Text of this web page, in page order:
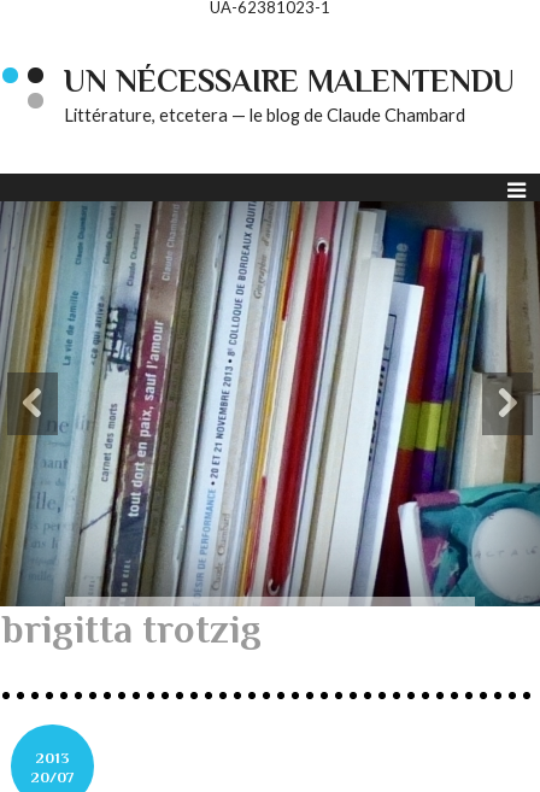
UA-62381023-1
UN NÉCESSAIRE MALENTENDU
Littérature, etcetera — le blog de Claude Chambard
brigitta trotzig
2013
20/07